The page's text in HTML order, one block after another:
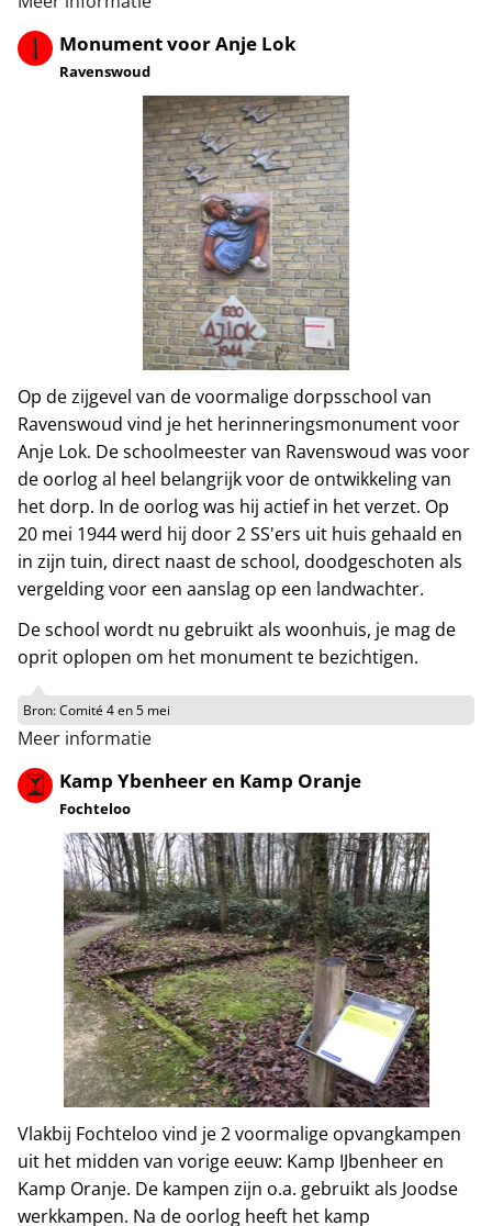
Monument voor Anje Lok
Ravenswoud
Op de zijgevel van de voormalige dorpsschool van
Ravenswoud vind je het herinneringsmonument voor
Anje Lok. De schoolmeester van Ravenswoud was voor
de oorlog al heel belangrijk voor de ontwikkeling van
het dorp. In de oorlog was hij actief in het verzet. Op
20 mei 1944 werd hij door 2 SS'ers uit huis gehaald en
in zijn tuin, direct naast de school, doodgeschoten als
vergelding voor een aanslag op een landwachter.
De school wordt nu gebruikt als woonhuis, je mag de
oprit oplopen om het monument te bezichtigen.
Bron:Comité 4 en 5 mei
Meer informatie
Kamp Ybenheer en Kamp Oranje
Fochteloo
Vlakbij Fochteloo vind je 2 voormalige opvangkampen
uit het midden van vorige eeuw: Kamp IJbenheer en
Kamp Oranje. De kampen zijn o.a. gebruikt als Joodse
werkkampen. Na de oorlog heeft het kamp